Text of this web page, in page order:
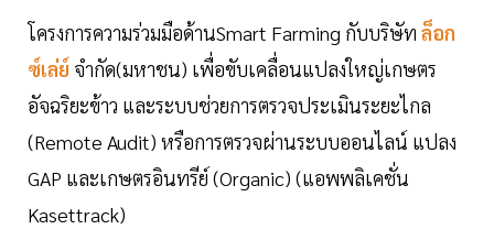
โครงการความร่วมมือด้านSmart Farming กับบริษัท ล็อก
ซ์เล่ย์ จำกัด(มหาชน) เพื่อขับเคลื่อนแปลงใหญ่เกษตร
อัจฉริยะข้าว และระบบช่วยการตรวจประเมินระยะไกล
(Remote Audit) หรือการตรวจผ่านระบบออนไลน์ แปลง
GAP และเกษตรอินทรีย์ (Organic) (แอพพลิเคชั่น
Kasettrack)